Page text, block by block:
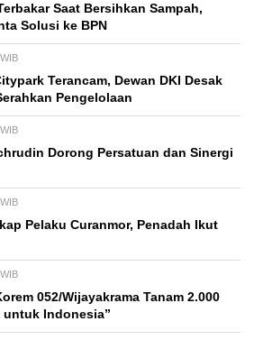
Saat Bersihkan Sampah,
Solusi ke BPN
Terancam, Dewan DKI Desak
Pengelolaan
Dorong Persatuan dan Sinergi
Pelaku Curanmor, Penadah Ikut
052/Wijayakrama Tanam 2.000
untuk Indonesia”